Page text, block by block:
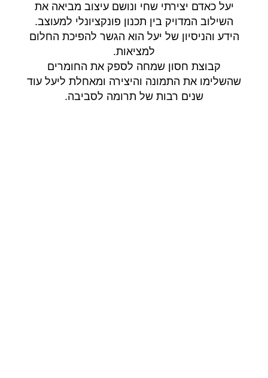
יעל כאדם יצירתי שחי ונושם עיצוב מביאה את
השילוב המדויק בין תכנון פונקציונלי למעוצב.
הידע והניסיון של יעל הוא הגשר להפיכת החלום
למציאות.
קבוצת חסון שמחה לספק את החומרים
שהשלימו את התמונה והיצירה ומאחלת ליעל עוד
שנים רבות של תרומה לסביבה.